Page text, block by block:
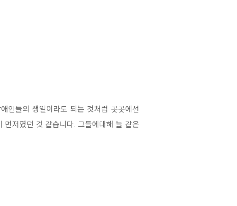
인들의 생일이라도 되는 것처럼 곳곳에선
먼저였던 것 같습니다. 그들에대해 늘 같은